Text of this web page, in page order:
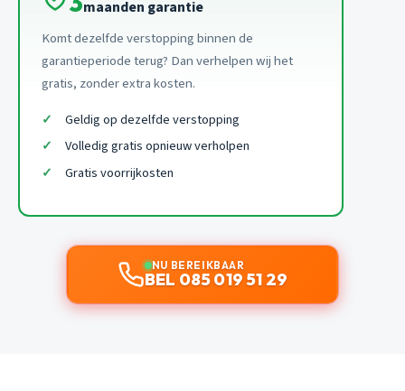
maanden garantie
Komt dezelfde verstopping binnen de
garantieperiode terug? Dan verhelpen wij het
gratis, zonder extra kosten.
Geldig op dezelfde verstopping
Volledig gratis opnieuw verholpen
Gratis voorrijkosten
NU BEREIKBAAR
BEL 085 019 51 29